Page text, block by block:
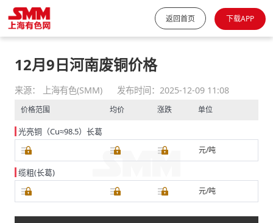
返回首页 下载APP
12月9日河南废铜价格
来源： 上海有色(SMM) 发布时间：2025-12-09 11:08
价格范围 均价 涨跌 单位
光亮铜（Cu≈98.5）长葛
元/吨
缆粗(长葛)
元/吨